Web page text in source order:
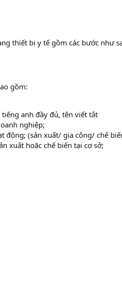
thiết bị y tế gồm các bước như
gồm:
anh đầy đủ, tên viết tắt
nghiệp;
động; (sản xuất/ gia công/ chế
xuất hoặc chế biến tại cơ sở;